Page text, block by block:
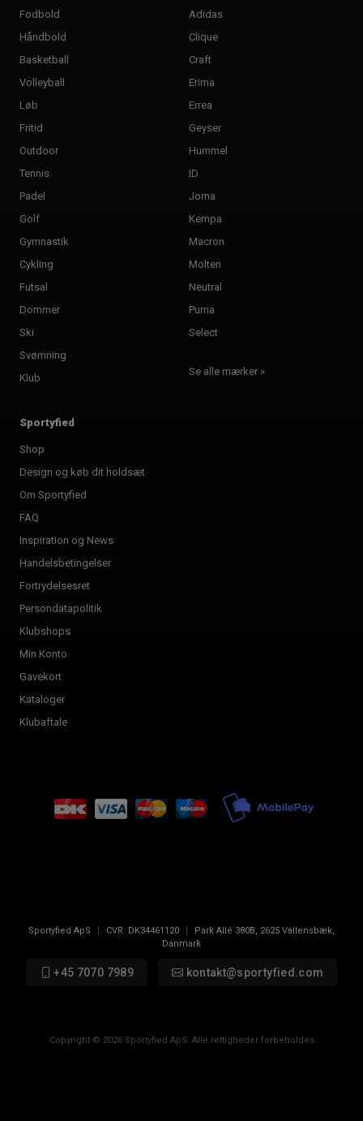
Fodbold
Håndbold
Basketball
Volleyball
Løb
Fritid
Outdoor
Tennis
Padel
Golf
Gymnastik
Cykling
Futsal
Dommer
Ski
Svømning
Klub
Adidas
Clique
Craft
Erima
Errea
Geyser
Hummel
ID
Joma
Kempa
Macron
Molten
Neutral
Puma
Select
Se alle mærker »
Sportyfied
Shop
Design og køb dit holdsæt
Om Sportyfied
FAQ
Inspiration og News
Handelsbetingelser
Fortrydelsesret
Persondatapolitik
Klubshops
Min Konto
Gavekort
Kataloger
Klubaftale
Sportyfied ApS CVR: DK34461120 Park Allé 380B, 2625 Vallensbæk,
Danmark
+45 7070 7989 kontakt@sportyfied.com
Copyright © 2026 Sportyfied ApS. Alle rettigheder forbeholdes